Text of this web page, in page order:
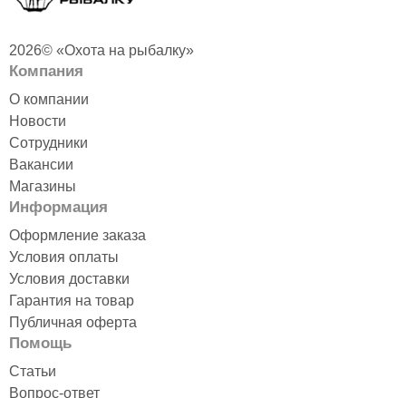
2026© «Охота на рыбалку»
Компания
О компании
Новости
Сотрудники
Вакансии
Магазины
Информация
Оформление заказа
Условия оплаты
Условия доставки
Гарантия на товар
Публичная оферта
Помощь
Статьи
Вопрос-ответ